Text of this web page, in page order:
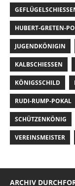
GEFLÜGELSCHIESSEN
HUBERT-GRETEN-
JUGENDKÖNIGIN
KALBSCHIESSEN
KÖNIGSSCHILD
RUDI-RUMP-POKAL
SCHÜTZENKÖNIG
VEREINSMEISTER
ARCHIV